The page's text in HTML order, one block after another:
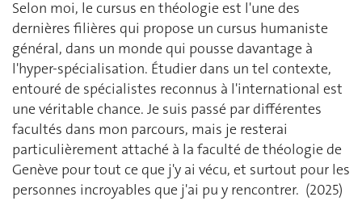
Selon moi, le cursus en théologie est l'une des
dernières filières qui propose un cursus humaniste
général, dans un monde qui pousse davantage à
l'hyper-spécialisation. Étudier dans un tel contexte,
entouré de spécialistes reconnus à l'international est
une véritable chance. Je suis passé par différentes
facultés dans mon parcours, mais je resterai
particulièrement attaché à la faculté de théologie de
Genève pour tout ce que j'y ai vécu, et surtout pour les
personnes incroyables que j'ai pu y rencontrer. (2025)